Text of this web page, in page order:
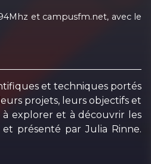
et campusfm.net, avec le
et techniques portés
projets, leurs objectifs et
à explorer et à découvrir les
présenté par Julia Rinne.